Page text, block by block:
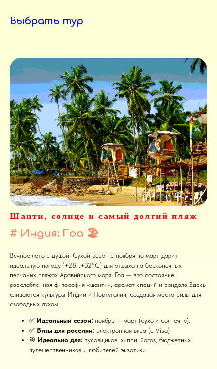
Выбрать тур
Шанти, солнце и самый долгий пляж
# Индия: Гоа 🏖️
Вечное лето с душой. Сухой сезон с ноября по март дарит
идеальную погоду (+28...+32°C) для отдыха на бесконечных
песчаных пляжах Аравийского моря. Гоа — это состояние:
расслабленная философия «шанти», аромат специй и сандала.Здесь
сливаются культуры Индии и Португалии, создавая место силы для
свободных духом.
✅ Идеальный сезон: ноябрь — март (сухо и солнечно).
✅ Визы для россиян: электронная виза (e-Visa).
🎯 Идеально для: тусовщиков, хиппи, йогов, бюджетных
путешественников и любителей экзотики.